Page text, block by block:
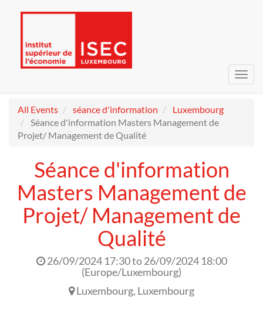
All Events
séance d'information
Luxembourg
Séance d'information Masters Management de
Projet/ Management de Qualité
Séance d'information
Masters Management de
Projet/ Management de
Qualité
26/09/2024 17:30to26/09/2024 18:00
(Europe/Luxembourg)
Luxembourg, Luxembourg